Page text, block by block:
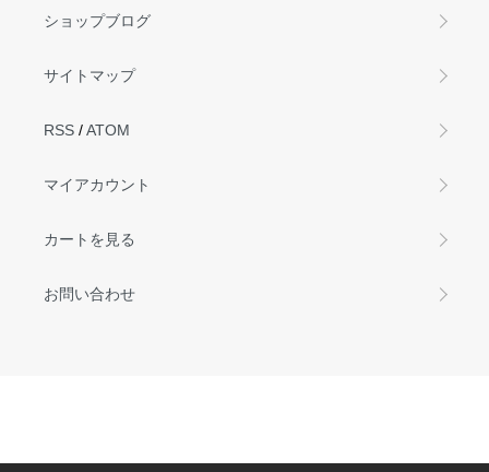
ショップブログ
サイトマップ
RSS /ATOM
マイアカウント
カートを見る
お問い合わせ